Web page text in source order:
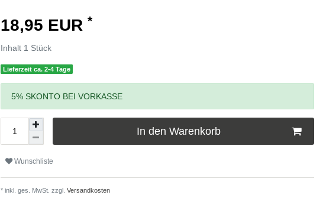
18,95 EUR *
Inhalt 1 Stück
Lieferzeit ca. 2-4 Tage
5% SKONTO BEI VORKASSE
In den Warenkorb
Wunschliste
* inkl. ges. MwSt. zzgl. Versandkosten